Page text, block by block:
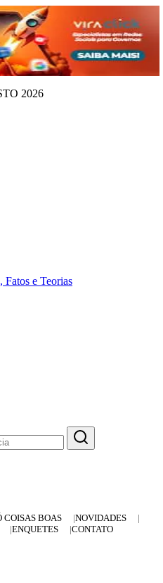
2026
Fatos e Teorias
COISAS BOAS
NOVIDADES
ENQUETES CONTATO